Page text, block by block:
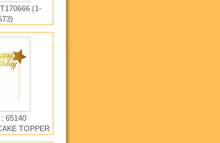
(1-
: 65140
TOPPER